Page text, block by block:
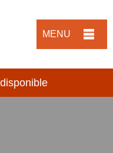
MENU